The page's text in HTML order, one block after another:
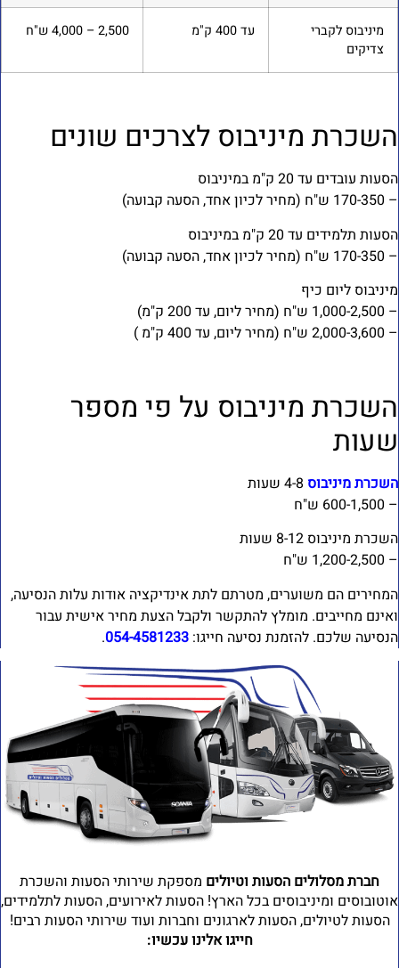
מיניבוס לקברי
צדיקים
עד 400 ק"מ 2,500 – 4,000 ש"ח
מיניבוס לצרכים שונים
עובדים עד 20 ק"מ במיניבוס
אחד, הסעה קבועה)
תלמידים עד 20 ק"מ במיניבוס
אחד, הסעה קבועה)
ליום כיף
עד 200 ק"מ)
עד 400 ק"מ )
מיניבוס על פי מספר
מיניבוס4-8 שעות
ש"ח
מיניבוס 8-12 שעות
ש"ח
הם משוערים, מטרתם לתת אינדיקציה אודות עלות הנסיעה,
מחייבים. מומלץ להתקשר ולקבל הצעת מחיר אישית עבור
שלכם. להזמנת נסיעה חייגו:054-4581233
.
חברת מסלולים הסעות וטיוליםמספקת שירותי הסעות והשכרת
ומיניבוסים בכל הארץ! הסעות לאירועים, הסעות לתלמידים,
הסעות לטיולים, הסעות לארגונים וחברות ועוד שירותי הסעות רבים!
חייגו אלינו עכשיו: